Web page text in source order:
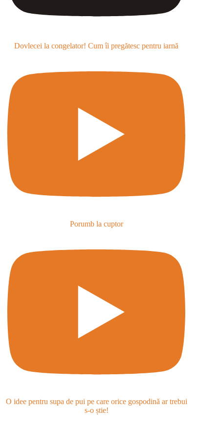
Dovlecei la congelator! Cum îi pregătesc pentru iarnă
Porumb la cuptor
O idee pentru supa de pui pe care orice gospodină ar trebui
s-o știe!